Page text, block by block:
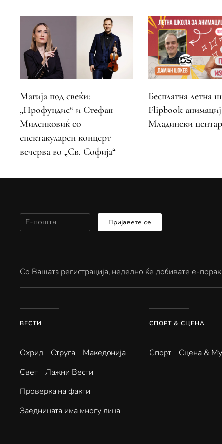
Магија под свеќи:
„Профундис“ и Стефан
Миленковиќ со
спектакуларен концерт
вечерва во „Св. Софија“
Бесплатна летна
Flipbook
Младински
Пријавете се
Со Вашата регистрација, неделно ќе добивате е-
ВЕСТИ
Охрид Струга
Македонија
Свет
Лажни Вести
Проверка на факти
Заедницата има многу лица
СПОРТ & СЦЕНА
Спорт Сцена &